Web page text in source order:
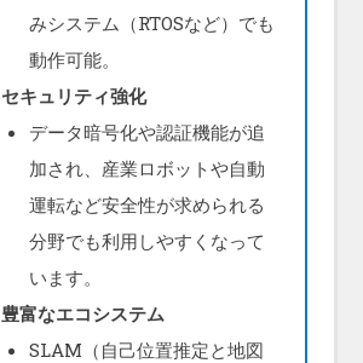
みシステム（RTOSなど）でも
動作可能。
セキュリティ強化
データ暗号化や認証機能が追
加され、産業ロボットや自動
運転など安全性が求められる
分野でも利用しやすくなって
います。
豊富なエコシステム
SLAM（自己位置推定と地図